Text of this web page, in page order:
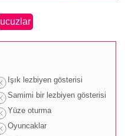
ucuzlar
Işık lezbiyen gösterisi
Samimi bir lezbiyen gösterisi
Yüze oturma
Oyuncaklar